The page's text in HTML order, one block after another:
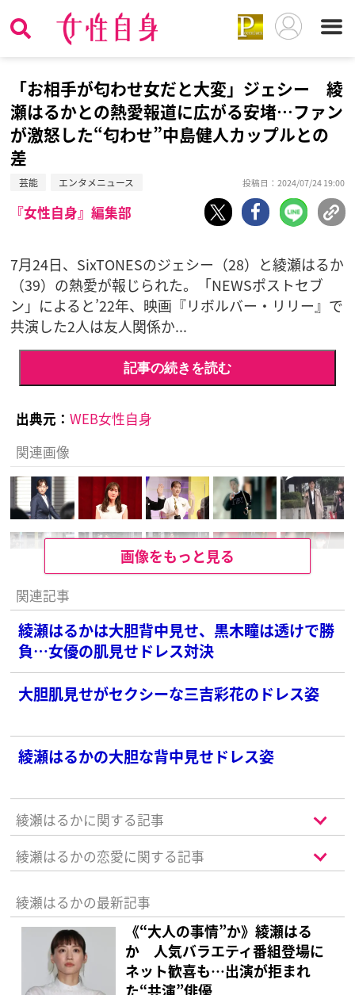
「お相手が匂わせ女だと大変」ジェシー 綾
瀬はるかとの熱愛報道に広がる安堵…ファン
が激怒した“匂わせ”中島健人カップルとの
差
芸能 エンタメニュース 投稿日：2024/07/24 19:00
『女性自身』編集部
7月24日、SixTONESのジェシー（28）と綾瀬はるか
（39）の熱愛が報じられた。「NEWSポストセブ
ン」によると’22年、映画『リボルバー・リリー』で
共演した2人は友人関係か...
記事の続きを読む
出典元： WEB女性自身
関連画像
画像をもっと見る
関連記事
綾瀬はるかは大胆背中見せ、黒木瞳は透けで勝
負…女優の肌見せドレス対決
大胆肌見せがセクシーな三吉彩花のドレス姿
綾瀬はるかの大胆な背中見せドレス姿
綾瀬はるかに関する記事
綾瀬はるかの恋愛に関する記事
綾瀬はるかの最新記事
《“大人の事情”か》綾瀬はる
か 人気バラエティ番組登場に
ネット歓喜も…出演が拒まれ
た“共演”俳優